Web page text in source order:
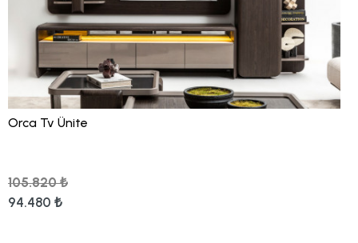
Orca Tv Ünite
105.820 ₺
94.480 ₺